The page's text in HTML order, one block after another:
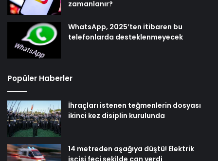
zamanlanır?
WhatsApp, 2025’ten itibaren bu
telefonlarda desteklenmeyecek
Popüler Haberler
İhraçları istenen teğmenlerin dosyası
ikinci kez disiplin kurulunda
14 metreden aşağıya düştü! Elektrik